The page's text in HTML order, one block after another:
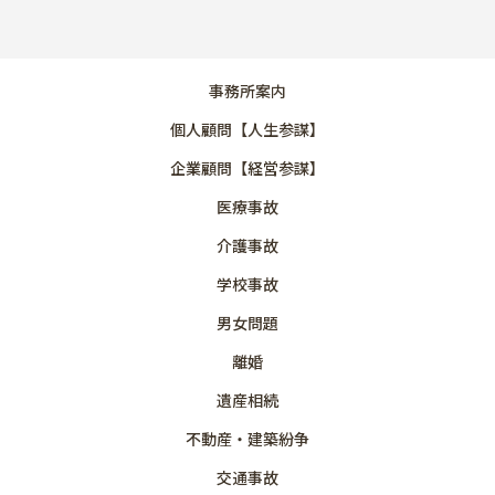
事務所案内
個人顧問【人生参謀】
企業顧問【経営参謀】
医療事故
介護事故
学校事故
男女問題
離婚
遺産相続
不動産・建築紛争
交通事故